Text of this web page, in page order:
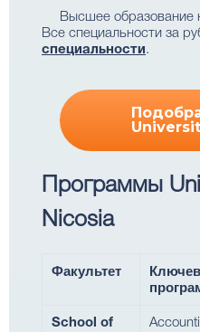
Высшее
Все специальности за
специальности.
Программы
Nicosia
Факультет
School of